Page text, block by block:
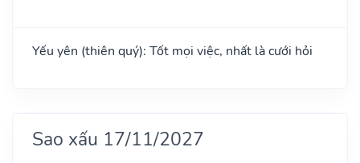
Yếu yên (thiên quý): Tốt mọi việc, nhất là cưới hỏi
Sao xấu 17/11/2027